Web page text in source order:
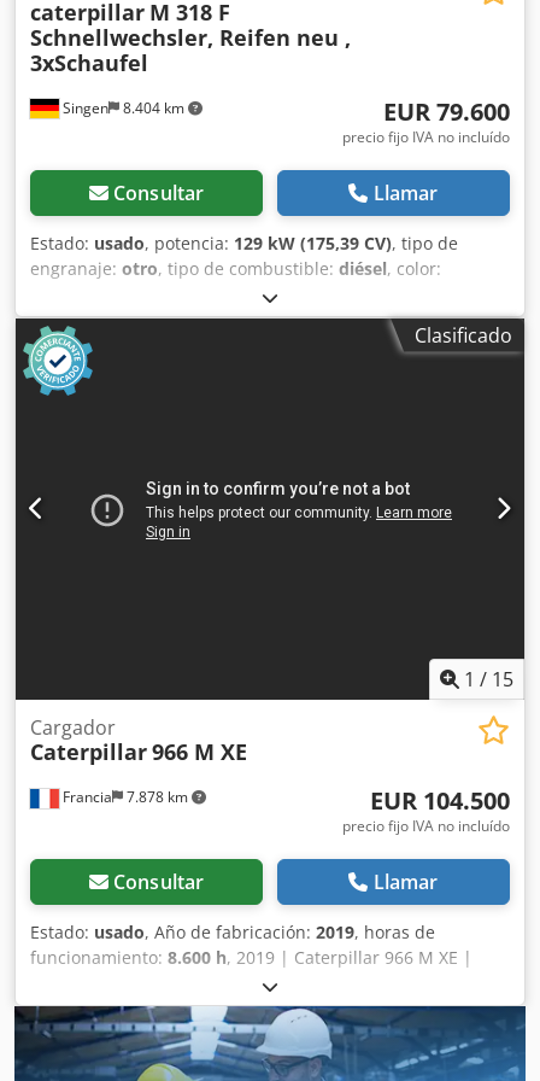
Singen 8.404 km
caterpillar M 318 F
Schnellwechsler, Reifen neu ,
3xSchaufel
EUR 79.600
precio fijo IVA no incluído
Consultar Llamar
Estado: usado, potencia: 129 kW (175,39 CV), tipo de
engranaje: otro, tipo de combustible: diésel, color:
01/2019
ninguno, amortiguación:otro, Año de fabricación:2019,
horas de funcionamiento:
, cabina del conductor:
otro, combustible:
acondicionado, tracción a las cuatro ruedas
Neumáticos nuevos ... Radio, tracción en las cuatro ruedas,
aire acondicionado, acoplamiento rápido, vehículo de
segunda mano, diésel, IVA incluido.
Clasificado
1 / 15
Francia 7.878 km
Cargador
Caterpillar966 M XE
EUR 104.500
precio fijo IVA no incluído
Consultar Llamar
Estado: usado, Año de fabricación: 2019, horas de
funcionamiento: 8.600 h, 2019 | Caterpillar 966 M XE |
Cargadora de ruedas usada | 8.600 horas 📍Ubicación:
Francia Dksdpfsyywnlox Ah Ror 🚛 Entrega disponible a su
destino – ¡Utilice nuestra calculadora de envíos para
estimar los costes de transporte! 💰 Cómprala ahora por